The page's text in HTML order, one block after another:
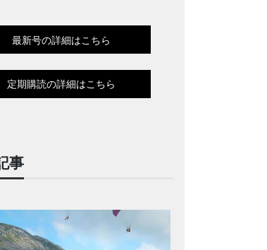
最新号の詳細はこちら
定期購読の詳細はこちら
事